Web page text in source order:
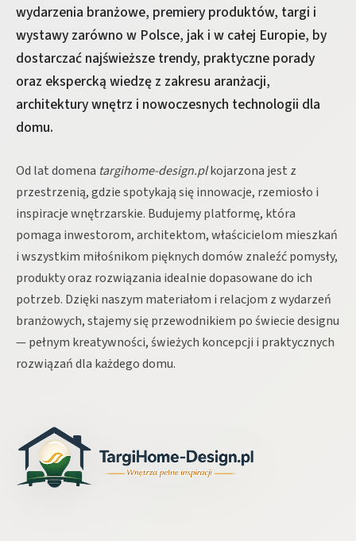
wydarzenia branżowe, premiery produktów, targi i
wystawy zarówno w Polsce, jak i w całej Europie, by
dostarczać najświeższe trendy, praktyczne porady
oraz ekspercką wiedzę z zakresu aranżacji,
architektury wnętrz i nowoczesnych technologii dla
domu.
Od lat domena targihome-design.plkojarzona jest z
przestrzenią, gdzie spotykają się innowacje, rzemiosło i
inspiracje wnętrzarskie. Budujemy platformę, która
pomaga inwestorom, architektom, właścicielom mieszkań
i wszystkim miłośnikom pięknych domów znaleźć pomysły,
produkty oraz rozwiązania idealnie dopasowane do ich
potrzeb. Dzięki naszym materiałom i relacjom z wydarzeń
branżowych, stajemy się przewodnikiem po świecie designu
— pełnym kreatywności, świeżych koncepcji i praktycznych
rozwiązań dla każdego domu.